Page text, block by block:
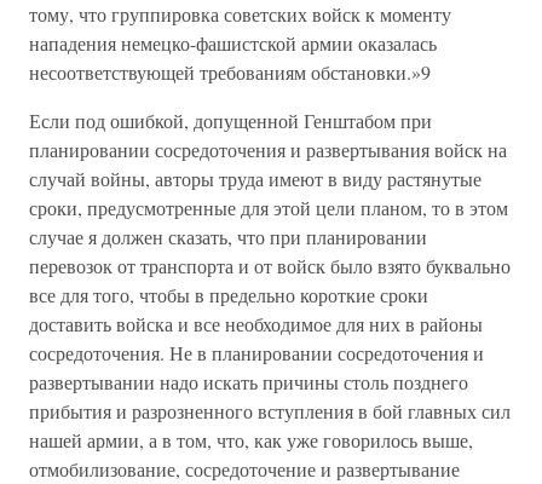
тому, что группировка советских войск к моменту
нападения немецко-фашистской армии оказалась
несоответствующей требованиям обстановки.»9
Если под ошибкой, допущенной Генштабом при
планировании сосредоточения и развертывания войск на
случай войны, авторы труда имеют в виду растянутые
сроки, предусмотренные для этой цели планом, то в этом
случае я должен сказать, что при планировании
перевозок от транспорта и от войск было взято буквально
все для того, чтобы в предельно короткие сроки
доставить войска и все необходимое для них в районы
сосредоточения. Не в планировании сосредоточения и
развертывании надо искать причины столь позднего
прибытия и разрозненного вступления в бой главных сил
нашей армии, а в том, что, как уже говорилось выше,
отмобилизование, сосредоточение и развертывание